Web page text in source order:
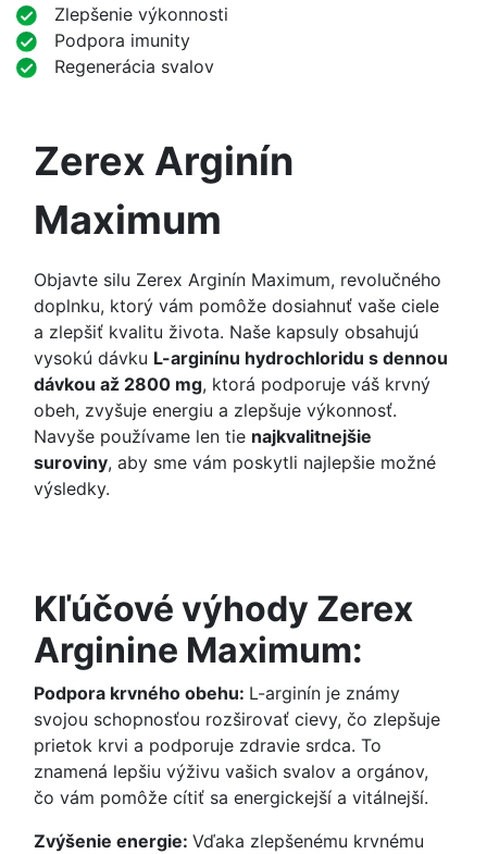
Zlepšenie výkonnosti
Podpora imunity
Regenerácia svalov
Zerex Arginín
Maximum
Objavte silu Zerex Arginín Maximum, revolučného
doplnku, ktorý vám pomôže dosiahnuť vaše ciele
a zlepšiť kvalitu života. Naše kapsuly obsahujú
vysokú dávku L-arginínu hydrochloridu s dennou
dávkou až 2800 mg, ktorá podporuje váš krvný
obeh, zvyšuje energiu a zlepšuje výkonnosť.
Navyše používame len tie najkvalitnejšie
suroviny, aby sme vám poskytli najlepšie možné
výsledky.
Kľúčové výhody Zerex
Arginine Maximum:
Podpora krvného obehu: L-arginín je známy
svojou schopnosťou rozširovať cievy, čo zlepšuje
prietok krvi a podporuje zdravie srdca. To
znamená lepšiu výživu vašich svalov a orgánov,
čo vám pomôže cítiť sa energickejší a vitálnejší.
Zvýšenie energie: Vďaka zlepšenému krvnému